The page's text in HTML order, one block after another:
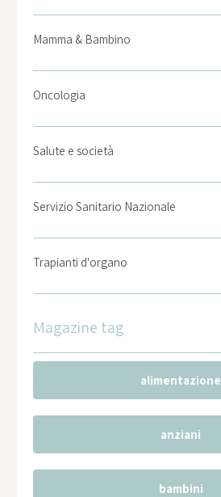
Mamma & Bambino
Oncologia
Salute e società
Servizio Sanitario Nazionale
Trapianti d'organo
Magazine tag
alimentazione
anziani
bambini